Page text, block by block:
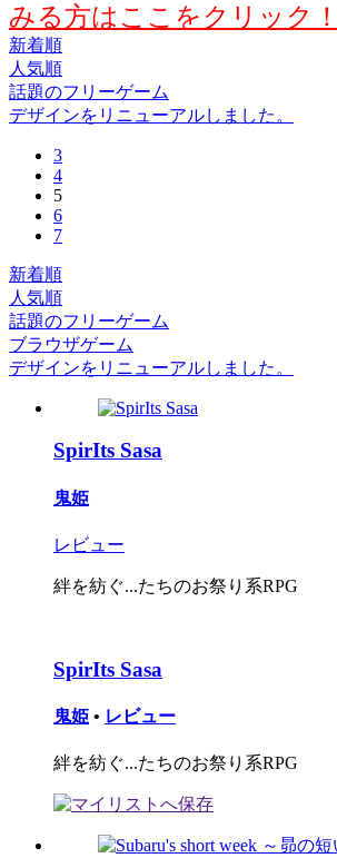
みる方はここをクリック！
新着順
人気順
話題のフリーゲーム
デザインをリニューアルしました。
3
4
5
6
7
新着順
人気順
話題のフリーゲーム
ブラウザゲーム
デザインをリニューアルしました。
SpirIts Sasa
鬼姫
レビュー
絆を紡ぐ...たちのお祭り系RPG
SpirIts Sasa
鬼姫 • レビュー
絆を紡ぐ...たちのお祭り系RPG